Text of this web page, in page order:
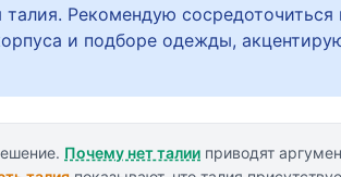
Рекомендую сосредоточиться
и подборе одежды,
Почему нет талии приводят